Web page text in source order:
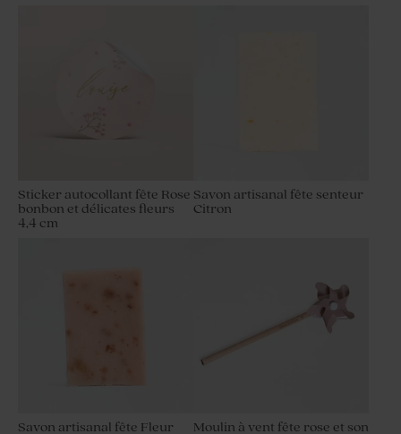
Sticker autocollant fête Rose
bonbon et délicates fleurs
4,4 cm
Savon artisanal fête senteur
Citron
Savon artisanal fête Fleur
Moulin à vent fête rose et son